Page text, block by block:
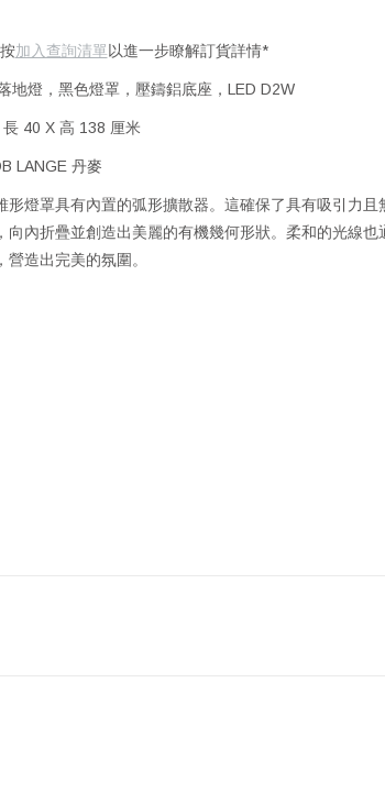
加入查詢清單以進一步瞭解訂貨詳情*
地燈，黑色燈罩，壓鑄鋁底座，LED D2W
40 X 高 138 厘米
LANGE 丹麥
形燈罩具有內置的弧形擴散器。這確保了具有吸引力
向內折疊並創造出美麗的有機幾何形狀。柔和的光線
營造出完美的氛圍。